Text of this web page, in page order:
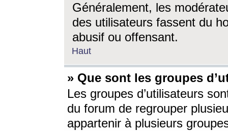
Généralement, les
des utilisateurs fassent du
abusif ou offensant.
Haut
» Que sont les groupes
Les groupes d’utilisateurs
du forum de regrouper
appartenir à plusieurs